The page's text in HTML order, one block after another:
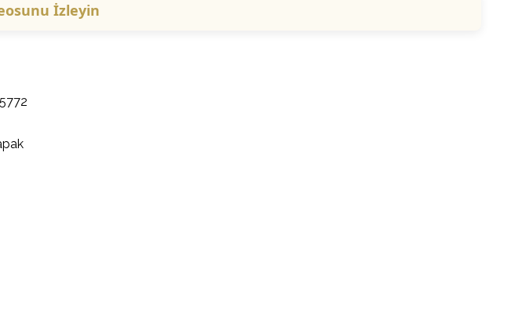
İzleyin